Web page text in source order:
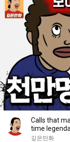
Calls that
time
깊은만화